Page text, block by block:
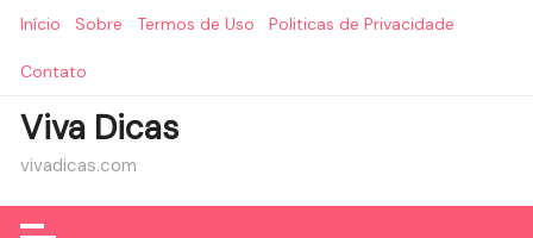
Início Sobre Termos de Uso Politicas de Privacidade
Contato
Viva Dicas
vivadicas.com